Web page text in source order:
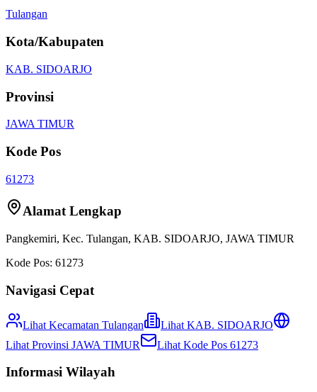
Tulangan
Kota/Kabupaten
KAB. SIDOARJO
Provinsi
JAWA TIMUR
Kode Pos
61273
Alamat Lengkap
Pangkemiri, Kec. Tulangan, KAB. SIDOARJO, JAWA TIMUR
Kode Pos: 61273
Navigasi Cepat
Lihat Kecamatan Tulangan Lihat KAB. SIDOARJO
Lihat Provinsi JAWA TIMUR Lihat Kode Pos 61273
Informasi Wilayah